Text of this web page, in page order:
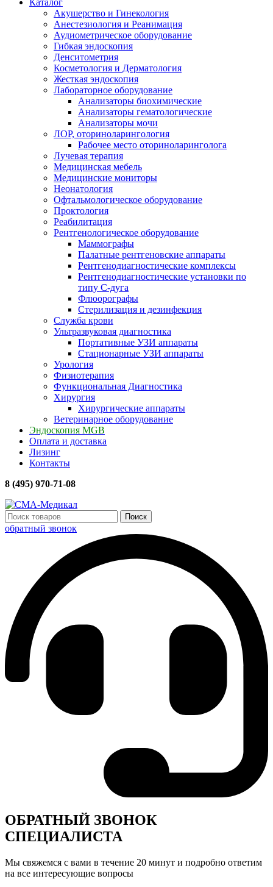
Каталог
Акушерство и Гинекология
Анестезиология и Реанимация
Аудиометрическое оборудование
Гибкая эндоскопия
Денситометрия
Косметология и Дерматология
Жесткая эндоскопия
Лабораторное оборудование
Анализаторы биохимические
Анализаторы гематологические
Анализаторы мочи
ЛОР, оториноларингология
Рабочее место оториноларинголога
Лучевая терапия
Медицинская мебель
Медицинские мониторы
Неонатология
Офтальмологическое оборудование
Проктология
Реабилитация
Рентгенологическое оборудование
Маммографы
Палатные рентгеновские аппараты
Рентгенодиагностические комплексы
Рентгенодиагностические установки по
типу С-дуга
Флюорографы
Стерилизация и дезинфекция
Служба крови
Ультразвуковая диагностика
Портативные УЗИ аппараты
Стационарные УЗИ аппараты
Урология
Физиотерапия
Функциональная Диагностика
Хирургия
Хирургические аппараты
Ветеринарное оборудование
Эндоскопия MGB
Оплата и доставка
Лизинг
Контакты
8 (495) 970-71-08
Поиск
обратный звонок
ОБРАТНЫЙ ЗВОНОК
СПЕЦИАЛИСТА
Мы свяжемся с вами в течение 20 минут и подробно ответим
на все интересующие вопросы